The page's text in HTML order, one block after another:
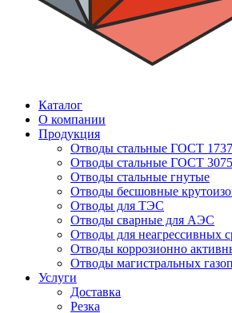
Каталог
О компании
Продукция
Отводы стальные ГОСТ
Отводы стальные ГОСТ
Отводы стальные гнутые
Отводы бесшовные
Отводы для ТЭС
Отводы сварные для АЭС
Отводы для неагрессивных
Отводы коррозионно
Отводы магистральных
Услуги
Доставка
Резка